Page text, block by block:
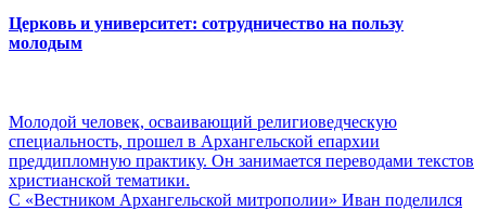
Церковь и университет: сотрудничество на пользу
молодым
Молодой человек, осваивающий религиоведческую
специальность, прошел в Архангельской епархии
преддипломную практику. Он занимается переводами текстов
христианской тематики.
С «Вестником Архангельской митрополии» Иван поделился